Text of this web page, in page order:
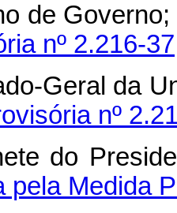
de Governo;
nº 2.216-
Geral da
nº
do
pela Medida